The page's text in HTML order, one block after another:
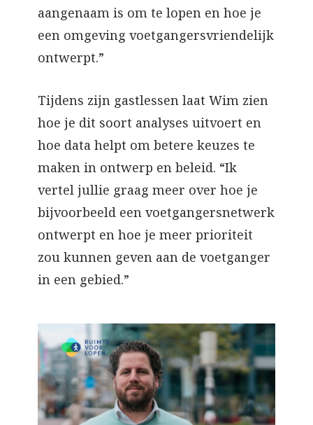
aangenaam is om te lopen en hoe je
een omgeving voetgangersvriendelijk
ontwerpt.”
Tijdens zijn gastlessen laat Wim zien
hoe je dit soort analyses uitvoert en
hoe data helpt om betere keuzes te
maken in ontwerp en beleid. “Ik
vertel jullie graag meer over hoe je
bijvoorbeeld een voetgangersnetwerk
ontwerpt en hoe je meer prioriteit
zou kunnen geven aan de voetganger
in een gebied.”